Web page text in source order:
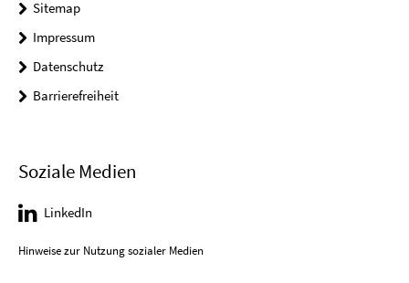
Sitemap
Impressum
Datenschutz
Barrierefreiheit
Soziale Medien
LinkedIn
Hinweise zur Nutzung sozialer Medien